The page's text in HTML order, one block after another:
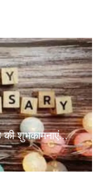
की शुभकामनाएं…